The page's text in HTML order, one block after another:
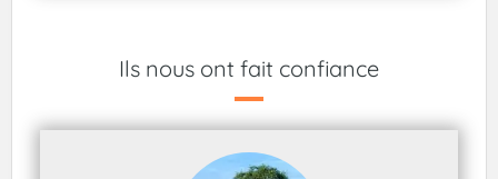
Ils nous ont fait confiance